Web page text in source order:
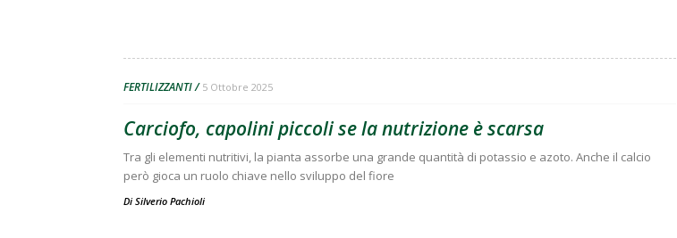
FERTILIZZANTI 5 Ottobre 2025
Carciofo, capolini piccoli se la nutrizione è scarsa
Tra gli elementi nutritivi, la pianta assorbe una grande quantità di potassio e azoto. Anche il calcio
però gioca un ruolo chiave nello sviluppo del fiore
Di Silverio Pachioli